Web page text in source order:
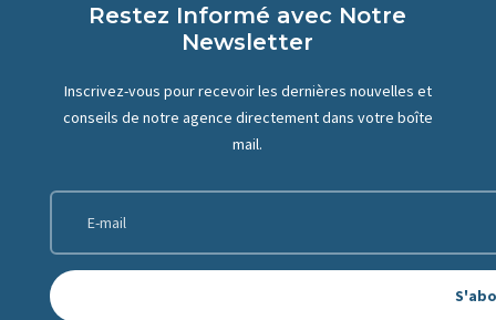
Restez Informé avec Notre
Newsletter
Inscrivez-vous pour recevoir les dernières nouvelles et
conseils de notre agence directement dans votre boîte
mail.